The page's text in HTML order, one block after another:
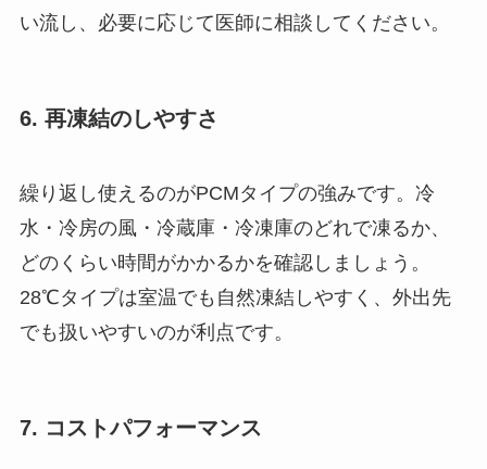
い流し、必要に応じて医師に相談してください。
6. 再凍結のしやすさ
繰り返し使えるのがPCMタイプの強みです。冷
水・冷房の風・冷蔵庫・冷凍庫のどれで凍るか、
どのくらい時間がかかるかを確認しましょう。
28℃タイプは室温でも自然凍結しやすく、外出先
でも扱いやすいのが利点です。
7. コストパフォーマンス